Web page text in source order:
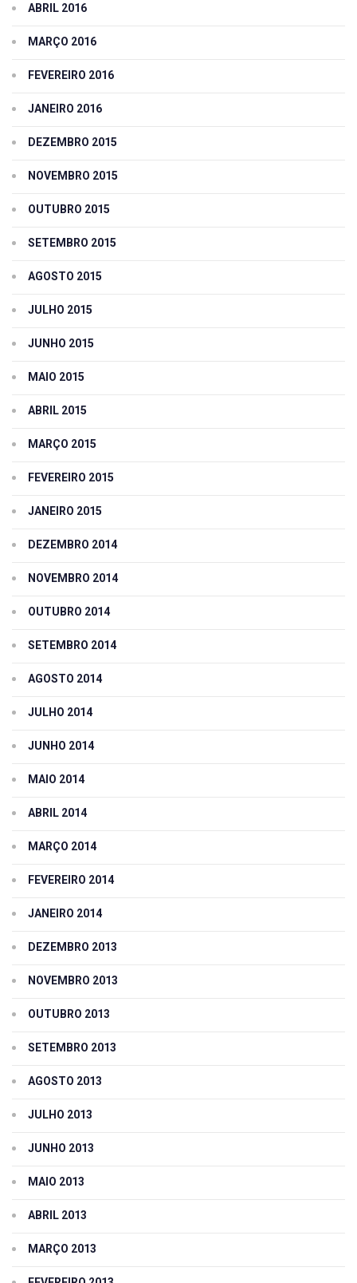
ABRIL 2016
MARÇO 2016
FEVEREIRO 2016
JANEIRO 2016
DEZEMBRO 2015
NOVEMBRO 2015
OUTUBRO 2015
SETEMBRO 2015
AGOSTO 2015
JULHO 2015
JUNHO 2015
MAIO 2015
ABRIL 2015
MARÇO 2015
FEVEREIRO 2015
JANEIRO 2015
DEZEMBRO 2014
NOVEMBRO 2014
OUTUBRO 2014
SETEMBRO 2014
AGOSTO 2014
JULHO 2014
JUNHO 2014
MAIO 2014
ABRIL 2014
MARÇO 2014
FEVEREIRO 2014
JANEIRO 2014
DEZEMBRO 2013
NOVEMBRO 2013
OUTUBRO 2013
SETEMBRO 2013
AGOSTO 2013
JULHO 2013
JUNHO 2013
MAIO 2013
ABRIL 2013
MARÇO 2013